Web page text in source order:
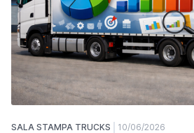
SALA STAMPA TRUCKS 10/06/2026